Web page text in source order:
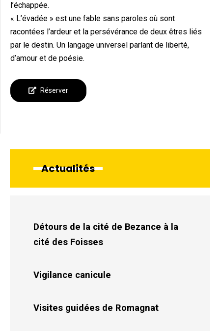
l’échappée.
« L’évadée » est une fable sans paroles où sont
racontées l’ardeur et la persévérance de deux êtres liés
par le destin. Un langage universel parlant de liberté,
d’amour et de poésie.
Réserver
Actualités
Détours de la cité de Bezance à la
cité des Foisses
Vigilance canicule
Visites guidées de Romagnat